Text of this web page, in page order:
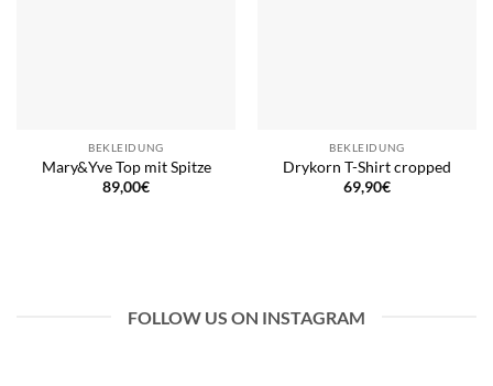
BEKLEIDUNG
Mary&Yve Top mit Spitze
89,00€
BEKLEIDUNG
Drykorn T-Shirt cropped
69,90€
FOLLOW US ON INSTAGRAM